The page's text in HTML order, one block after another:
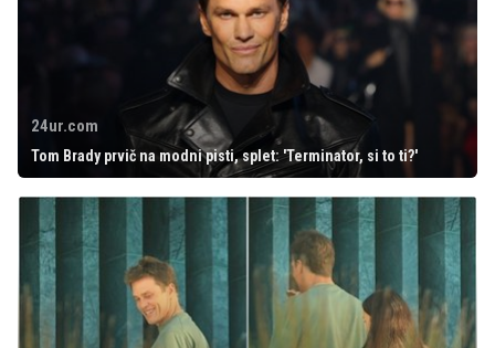
24ur.com
Tom Brady prvič na modni pisti, splet: 'Terminator, si to ti?'